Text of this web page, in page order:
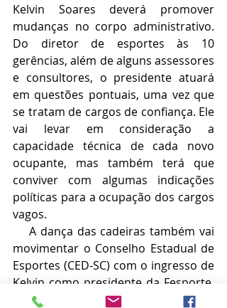
Kelvin Soares deverá promover
mudanças no corpo administrativo.
Do diretor de esportes às 10
gerências, além de alguns assessores
e consultores, o presidente atuará
em questões pontuais, uma vez que
se tratam de cargos de confiança. Ele
vai levar em consideração a
capacidade técnica de cada novo
ocupante, mas também terá que
conviver com algumas indicações
políticas para a ocupação dos cargos
vagos.
    A dança das cadeiras também vai
movimentar o Conselho Estadual de
Esportes (CED-SC) com o ingresso de
Kelvin como presidente da Fesporte.
Também conselheiro e indicado pelo